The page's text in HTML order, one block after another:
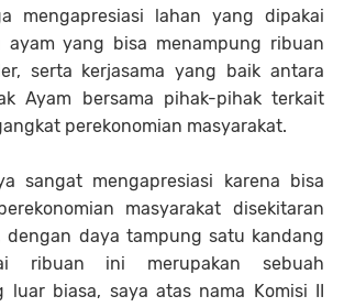
mengapresiasi lahan yang dipakai
ayam yang bisa menampung ribuan
serta kerjasama yang baik antara
Ayam bersama pihak-pihak terkait
perekonomian masyarakat.
sangat mengapresiasi karena bisa
masyarakat disekitaran
dengan daya tampung satu kandang
ribuan ini merupakan sebuah
luar biasa, saya atas nama Komisi II